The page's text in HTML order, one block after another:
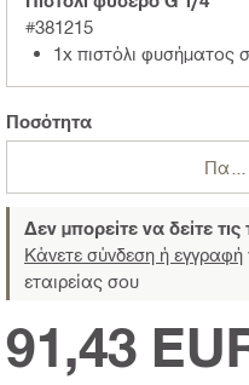
#381215
1x πιστόλι φυσήματος
Ποσότητα
Δεν μπορείτε να δείτε τις
Κάνετε σύνδεση ή εγγραφή
εταιρείας σου
91,43